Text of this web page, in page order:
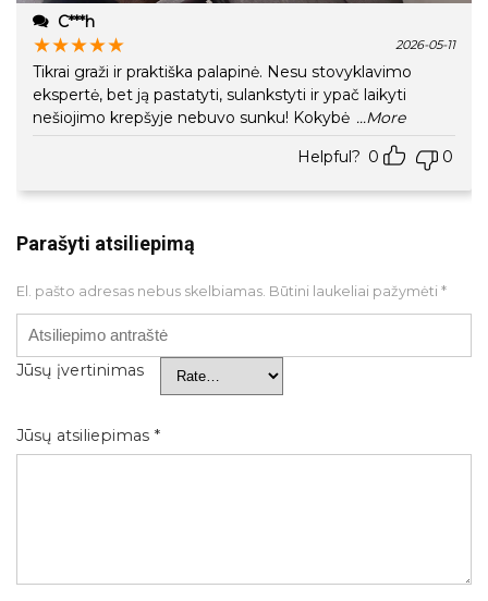
C***h
★★★★★ 2026-05-11
Tikrai graži ir praktiška palapinė. Nesu stovyklavimo
ekspertė, bet ją pastatyti, sulankstyti ir ypač laikyti
nešiojimo krepšyje nebuvo sunku! Kokybė ...More
Helpful? 0 0
Parašyti atsiliepimą
El. pašto adresas nebus skelbiamas. Būtini laukeliai pažymėti *
Jūsų įvertinimas
Jūsų atsiliepimas *